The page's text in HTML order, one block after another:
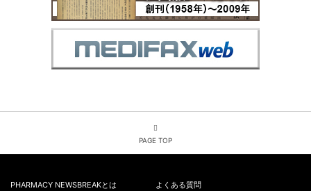
PAGE TOP
PHARMACY NEWSBREAKとは よくある質問